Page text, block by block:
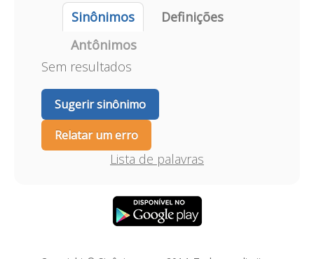
Sinônimos
Definições
Antônimos
Sem resultados
Sugerir sinônimo
Relatar um erro
Lista de palavras